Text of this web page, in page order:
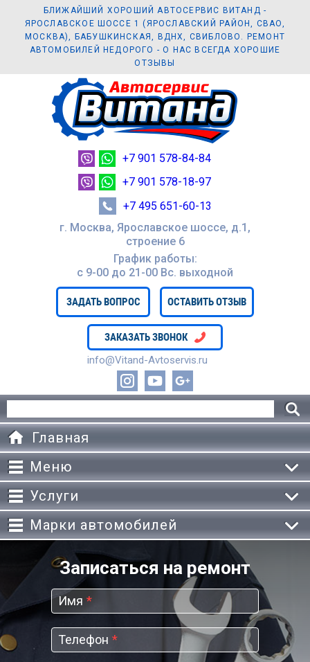
БЛИЖАЙШИЙ ХОРОШИЙ АВТОСЕРВИС ВИТАНД -
ЯРОСЛАВСКОЕ ШОССЕ 1 (ЯРОСЛАВСКИЙ РАЙОН, СВАО,
МОСКВА), БАБУШКИНСКАЯ, ВДНХ, СВИБЛОВО. РЕМОНТ
АВТОМОБИЛЕЙ НЕДОРОГО - О НАС ВСЕГДА ХОРОШИЕ
ОТЗЫВЫ
г. Москва, Ярославское шоссе, д.1,
строение 6
График работы:
с 9-00 до 21-00 Вc. выходной
ЗАДАТЬ ВОПРОС ОСТАВИТЬ ОТЗЫВ
ЗАКАЗАТЬ ЗВОНОК
info@Vitand-Avtoservis.ru
+7 901 578-84-84
+7 901 578-18-97
+7 495 651-60-13
Главная
Меню
Услуги
Марки автомобилей
Записаться на ремонт
Имя *
Телефон *